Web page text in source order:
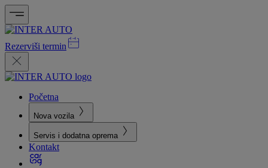
Rezerviši termin
Početna
Nova vozila
Servis i dodatna oprema
Kontakt